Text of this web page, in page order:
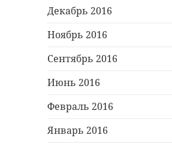
Декабрь 2016
Ноябрь 2016
Сентябрь 2016
Июнь 2016
Февраль 2016
Январь 2016